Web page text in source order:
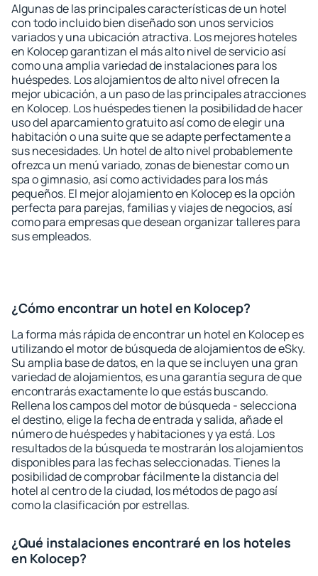
Algunas de las principales características de un hotel
con todo incluido bien diseñado son unos servicios
variados y una ubicación atractiva. Los mejores hoteles
en Kolocep garantizan el más alto nivel de servicio así
como una amplia variedad de instalaciones para los
huéspedes. Los alojamientos de alto nivel ofrecen la
mejor ubicación, a un paso de las principales atracciones
en Kolocep. Los huéspedes tienen la posibilidad de hacer
uso del aparcamiento gratuito así como de elegir una
habitación o una suite que se adapte perfectamente a
sus necesidades. Un hotel de alto nivel probablemente
ofrezca un menú variado, zonas de bienestar como un
spa o gimnasio, así como actividades para los más
pequeños. El mejor alojamiento en Kolocep es la opción
perfecta para parejas, familias y viajes de negocios, así
como para empresas que desean organizar talleres para
sus empleados.
¿Cómo encontrar un hotel en Kolocep?
La forma más rápida de encontrar un hotel en Kolocep es
utilizando el motor de búsqueda de alojamientos de eSky.
Su amplia base de datos, en la que se incluyen una gran
variedad de alojamientos, es una garantía segura de que
encontrarás exactamente lo que estás buscando.
Rellena los campos del motor de búsqueda - selecciona
el destino, elige la fecha de entrada y salida, añade el
número de huéspedes y habitaciones y ya está. Los
resultados de la búsqueda te mostrarán los alojamientos
disponibles para las fechas seleccionadas. Tienes la
posibilidad de comprobar fácilmente la distancia del
hotel al centro de la ciudad, los métodos de pago así
como la clasificación por estrellas.
¿Qué instalaciones encontraré en los hoteles
en Kolocep?